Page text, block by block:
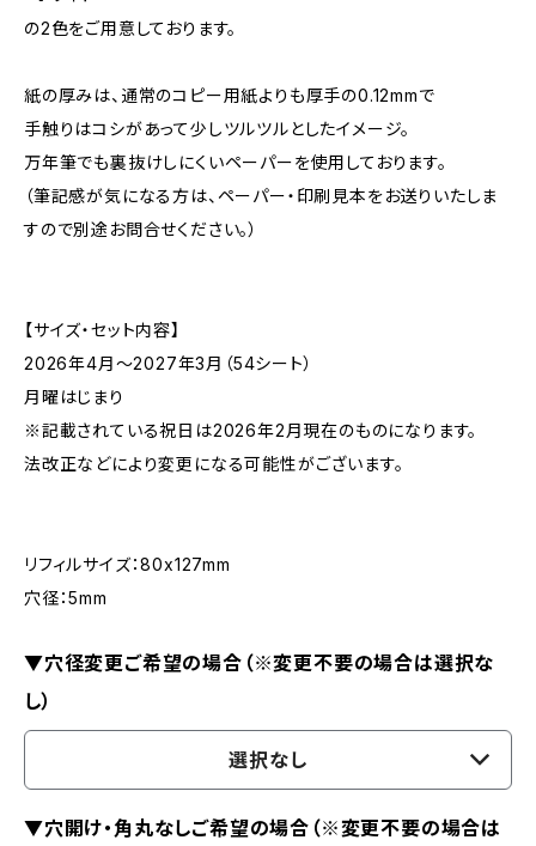
の2色をご用意しております。
紙の厚みは、通常のコピー用紙よりも厚手の0.12mmで
手触りはコシがあって少しツルツルとしたイメージ。
万年筆でも裏抜けしにくいペーパーを使用しております。
（筆記感が気になる方は、ペーパー・印刷見本をお送りいたしま
すので別途お問合せください。）
【サイズ・セット内容】
2026年4月〜2027年3月（54シート）
月曜はじまり
※記載されている祝日は2026年2月現在のものになります。
法改正などにより変更になる可能性がございます。
リフィルサイズ：80x127mm
穴径：5mm
▼穴径変更ご希望の場合（※変更不要の場合は選択な
し）
選択なし
▼穴開け・角丸なしご希望の場合（※変更不要の場合は